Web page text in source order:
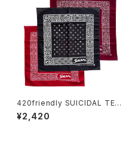
420friendly SUICIDAL TEN
DENCIES Inspired Cross B
andana 52×52cm
¥2,420